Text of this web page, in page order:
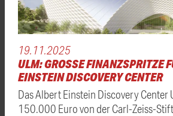
19.11.2025
ULM: GROSSE FINANZSPRITZE
INSTEIN DISCOVERY CENTER
Das Albert Einstein Discovery Center
150.000 Euro von der Carl-Zeiss-